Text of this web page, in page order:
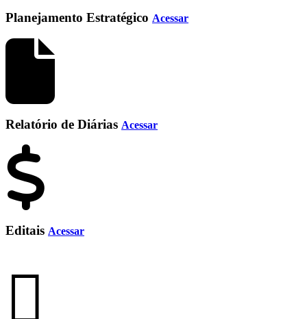
Planejamento Estratégico Acessar
Relatório de Diárias Acessar
Editais Acessar